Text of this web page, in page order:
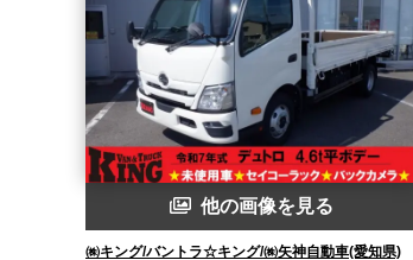
他の画像を見る
㈱キング/バントラ☆キング/㈱矢神自動車(愛知県)